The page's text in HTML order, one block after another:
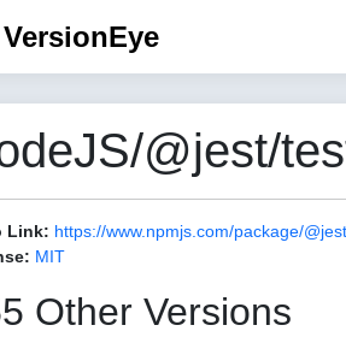
VersionEye
@jest/
Link: https://www.npmjs.com/package/
MIT
Other Versions